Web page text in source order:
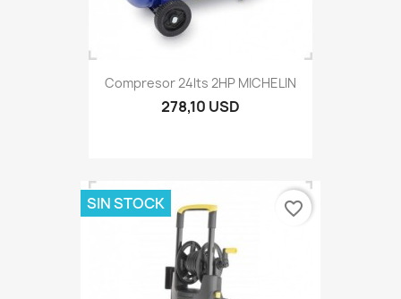
Compresor 24lts 2HP MICHELIN
278,10 USD
SIN STOCK favorite_border